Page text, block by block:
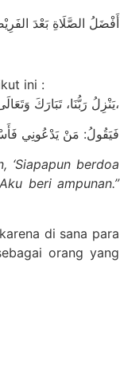
أَفْضَلُ الصَّلَاةِ بَعْدَ
ini :
يَنْزِلُ رَبُّنَا، تَبَارَكَ وَتَعَالَى، كُلَّ لَيْلَةٍ إِلَى السَّمَاءِ الدُّنْيَا حِينَ يَبْقَى ثُلُثُ اللَّيْلِ الْآخِرُ،
فَيَقُولُ: مَنْ يَدْعُونِي
‘Siapapun berdoa
beri ampunan.”
di sana para
orang yang